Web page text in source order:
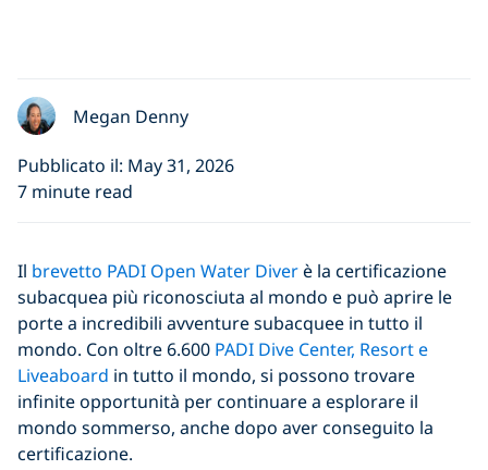
Megan Denny
Pubblicato il: May 31, 2026
7 minute read
Il brevetto PADI Open Water Diverè la certificazione
subacquea più riconosciuta al mondo e può aprire le
porte a incredibili avventure subacquee in tutto il
mondo. Con oltre 6.600 PADI Dive Center, Resort e
Liveaboard in tutto il mondo, si possono trovare
infinite opportunità per continuare a esplorare il
mondo sommerso, anche dopo aver conseguito la
certificazione.